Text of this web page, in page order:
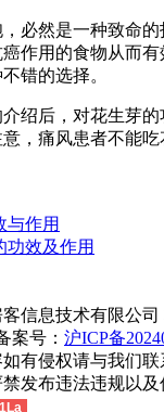
必然是一种致命
作用的食物从而
错的选择。
绍后，对花生芽
，痛风患者不能
与作用
功效及作用
信息技术有限公司
案号： 沪ICP备
有侵权请与我们
发布违法违规以